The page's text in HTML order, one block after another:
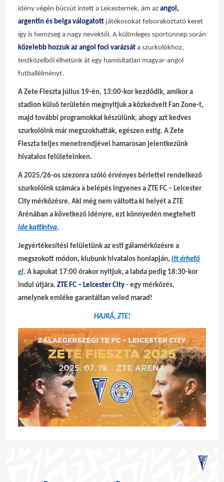
idény végén búcsút intett a Leicesternek, ám az angol,
argentin és belga válogatott játékosokat felsorakoztató keret
így is hemzseg a nagy nevektől. A különleges sportünnep során
közelebb hozzuk az angol foci varázsát a szurkolókhoz,
testközelből élhetünk át egy hamisítatlan magyar-angol
futballélményt.
A Zete Fieszta július 19-én, 13:00-kor kezdődik, amikor a
stadion külső területén megnyitjuk a közkedvelt Fan Zone-t,
majd további programokkal készülünk, ahogy azt kedves
szurkolóink már megszokhatták, egészen estig. A Zete
Fieszta teljes menetrendjével hamarosan jelentkezünk
hivatalos felületeinken.
A 2025/26-os szezonra szóló érvényes bérlettel rendelkező
szurkolóink számára a belépés ingyenes a ZTE FC – Leicester
City mérkőzésre. Aki még nem váltotta ki helyét a ZTE
Arénában a következő idényre, ezt könnyedén megteheti
ide kattintva.
Jegyértékesítési felületünk az esti gálamérkőzésre a
megszokott módon, klubunk hivatalos honlapján, itt érhető
el. A kapukat 17:00 órakor nyitjuk, a labda pedig 18:30-kor
indul útjára. ZTE FC – Leicester City - egy mérkőzés,
amelynek emléke garantáltan veled marad!
HAJRÁ, ZTE!